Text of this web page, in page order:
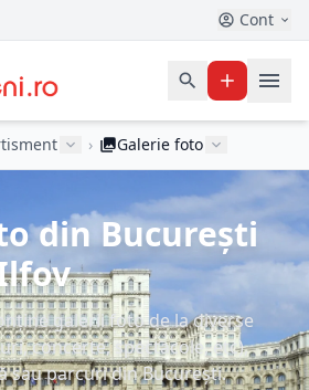
Cont
› Galerie foto
din București
galerii foto de la diverse
concerte, spectacole, etc),
sau parcuri din București.